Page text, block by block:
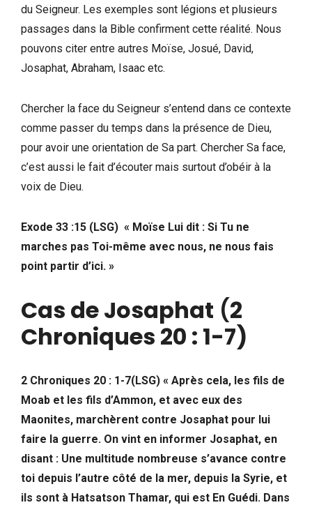
du Seigneur. Les exemples sont légions et plusieurs
passages dans la Bible confirment cette réalité. Nous
pouvons citer entre autres Moïse, Josué, David,
Josaphat, Abraham, Isaac etc.
Chercher la face du Seigneur s’entend dans ce contexte
comme passer du temps dans la présence de Dieu,
pour avoir une orientation de Sa part. Chercher Sa face,
c’est aussi le fait d’écouter mais surtout d’obéir à la
voix de Dieu.
Exode 33 :15 (LSG) « Moïse Lui dit : Si Tu ne
marches pas Toi-même avec nous, ne nous fais
point partir d’ici. »
Cas de Josaphat (2
Chroniques 20 : 1-7)
2 Chroniques 20 : 1-7(LSG) « Après cela, les fils de
Moab et les fils d’Ammon, et avec eux des
Maonites, marchèrent contre Josaphat pour lui
faire la guerre. On vint en informer Josaphat, en
disant : Une multitude nombreuse s’avance contre
toi depuis l’autre côté de la mer, depuis la Syrie, et
ils sont à Hatsatson Thamar, qui est En Guédi. Dans